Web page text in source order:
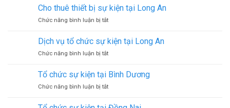
kiện
Bình
5
công
ty
chức
kiện
Quận
Đức
Cho thuê thiết bị sự kiện tại Long An
Chức năng bình luận bị tắtở
thuê
thiết
bị
kiện
Long
Dịch vụ tổ chức sự kiện tại Long An
Chức năng bình luận bị tắtở
vụ
tổ
chức
kiện
Tổ chức sự kiện tại Bình Dương
Chức năng bình luận bị tắtở
chức